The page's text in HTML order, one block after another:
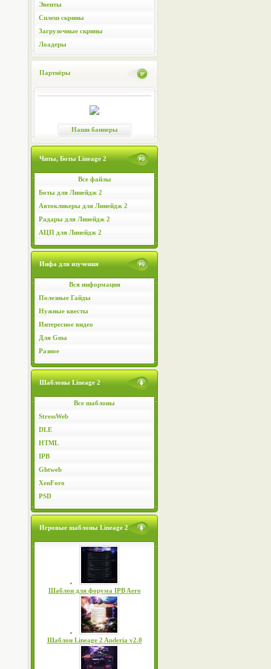
Эвенты
Сплеш скрины
Загрузочные скрины
Лоадеры
Партнёры
Наши баннеры
Читы, Боты Lineage 2
Все файлы
Боты для Линейдж 2
Автокликеры для Линейдж 2
Радары для Линейдж 2
АЦП для Линейдж 2
Инфа для изучения
Вся информация
Полезные Гайды
Нужные квесты
Интересное видео
Для Gma
Разное
Шаблоны Lineage 2
Все шаблоны
StressWeb
DLE
HTML
IPB
Ghtweb
XenForo
PSD
Игровые шаблоны Lineage 2
Шаблон для форума IPB Aero
Шаблон Lineage 2 Anderia v2.0